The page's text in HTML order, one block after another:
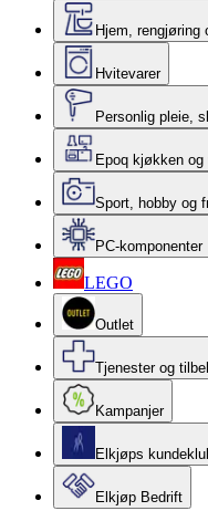
Hjem,
Hvitevarer
Personlig pleie,
Epoq kjøkken og
Sport, hobby og
PC-komponenter
LEGO
Outlet
Tjenester og
Kampanjer
Elkjøps
Elkjøp Bedrift